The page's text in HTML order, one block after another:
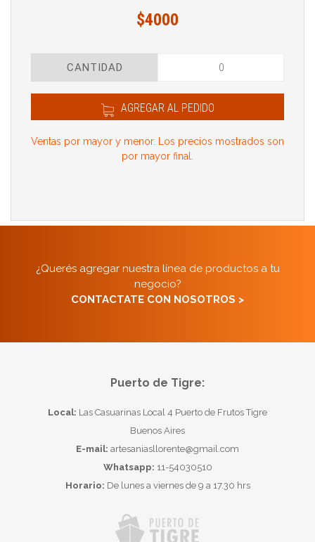
$4000
CANTIDAD
AGREGAR AL PEDIDO
Ventas por mayor y menor. Los precios mostrados son
por mayor final.
¿Querés agregar nuestra línea de productos a tu
negocio?
CONTACTATE CON NOSOTROS >
Puerto de Tigre:
Local: Las Casuarinas Local 4 Puerto de Frutos Tigre
Buenos Aires
E-mail: artesaniasllorente@gmail.com
Whatsapp: 11-54030510
Horario: De lunes a viernes de 9 a 17.30 hrs